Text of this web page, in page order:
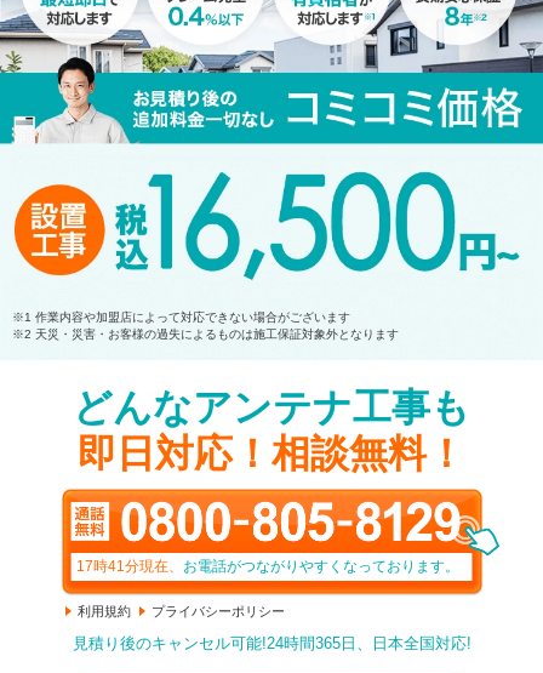
お客様のご依頼傾向
ご相談から作業完了まで
他社との比較
お急ぎの方へ
無料相談窓口
無料現地調査
無料現地調査で何するの？
会社概要
スタッフ紹介
当サイトスタッフから
無料メール相談へ
お客様の声
よくあるご質問
プライバシーポリシー
サイトポリシー
サイトマップ
閉じる
※1 作業内容や加盟店によって対応できない場合がございます
※2 天災・災害・お客様の過失によるものは施工保証対象外となります
どんなアンテナ工事も
即日対応！相談無料！
17時41分現在、 お電話がつながりやすくなっております。
利用規約 プライバシーポリシー
見積り後のキャンセル可能!24時間365日、日本全国対応!